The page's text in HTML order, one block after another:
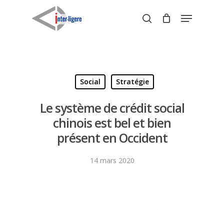
search
Menu
Social Stratégie
Le système de crédit social
chinois est bel et bien
présent en Occident
14 mars 2020